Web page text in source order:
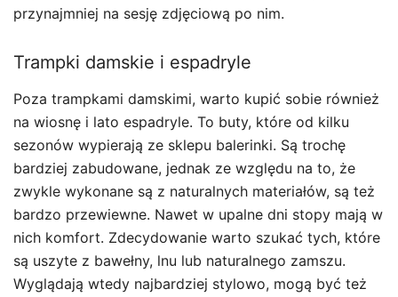
przynajmniej na sesję zdjęciową po nim.
Trampki damskie i espadryle
Poza trampkami damskimi, warto kupić sobie również
na wiosnę i lato espadryle. To buty, które od kilku
sezonów wypierają ze sklepu balerinki. Są trochę
bardziej zabudowane, jednak ze względu na to, że
zwykle wykonane są z naturalnych materiałów, są też
bardzo przewiewne. Nawet w upalne dni stopy mają w
nich komfort. Zdecydowanie warto szukać tych, które
są uszyte z bawełny, lnu lub naturalnego zamszu.
Wyglądają wtedy najbardziej stylowo, mogą być też